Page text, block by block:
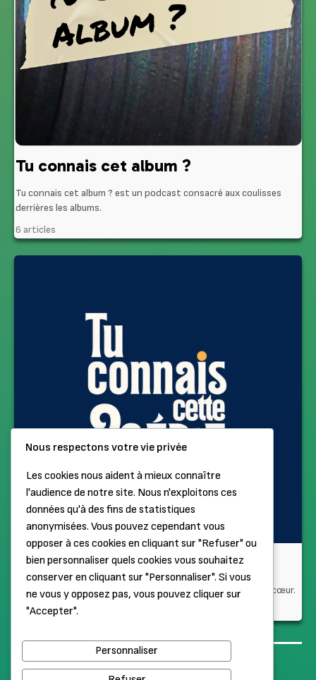
Tu connais cet album ?
Tu connais cet album ? est un podcast consacré aux coulisses
derrières les albums.
6 articles
Tu connais cette série ?
Dans chaque épisode, un·e invité·e partage sa série coup de cœur.
25 articles
Haut de page Mentions légales
Nous respectons votre vie privée
Les cookies nous aident à mieux connaître
l'audience de notre site. Nous n'exploitons ces
données qu'à des fins de statistiques
anonymisées. Vous pouvez cependant vous
opposer à ces cookies en cliquant sur "Refuser" ou
bien personnaliser quels cookies vous souhaitez
conserver en cliquant sur "Personnaliser". Si vous
ne vous y opposez pas, vous pouvez cliquer sur
"Accepter".
Personnaliser